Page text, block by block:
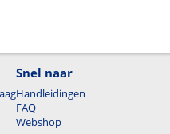
Snel naar
Handleidingen
FAQ
Webshop